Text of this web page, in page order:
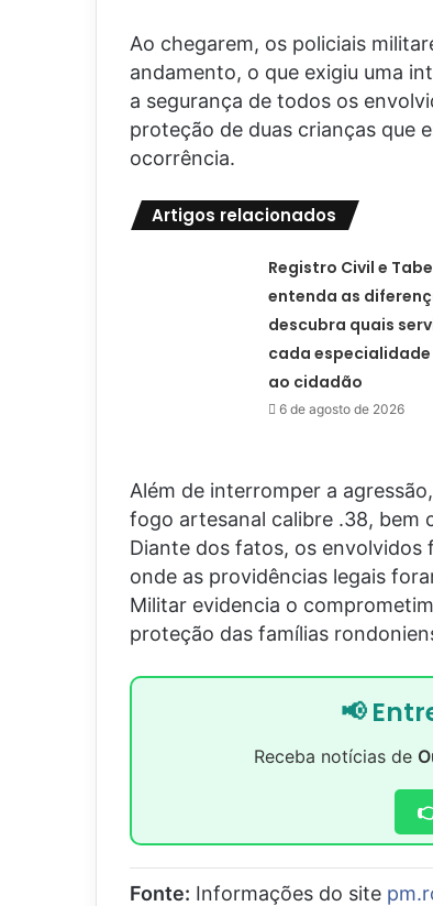
Ao chegarem, os policiais
andamento, o que exigiu uma
a segurança de todos os
proteção de duas crianças que
ocorrência.
Artigos relacionados
Registro Civil e
entenda as
descubra quais
cada
ao cidadão
6 de agosto de 2026
Além de interromper a
fogo artesanal calibre .38, bem
Diante dos fatos, os envolvidos
onde as providências legais
Militar evidencia o
proteção das famílias
📢
Receba notícias de
Fonte: Informações do site